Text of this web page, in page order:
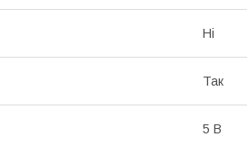
Ні
Так
5 В